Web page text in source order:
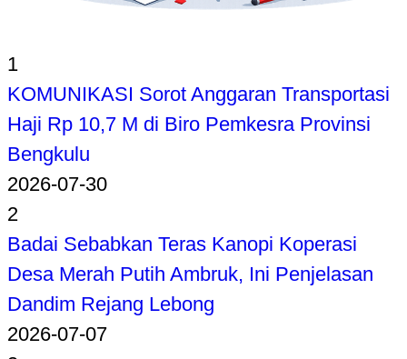
1
KOMUNIKASI Sorot Anggaran Transportasi
Haji Rp 10,7 M di Biro Pemkesra Provinsi
Bengkulu
2026-07-30
2
Badai Sebabkan Teras Kanopi Koperasi
Desa Merah Putih Ambruk, Ini Penjelasan
Dandim Rejang Lebong
2026-07-07